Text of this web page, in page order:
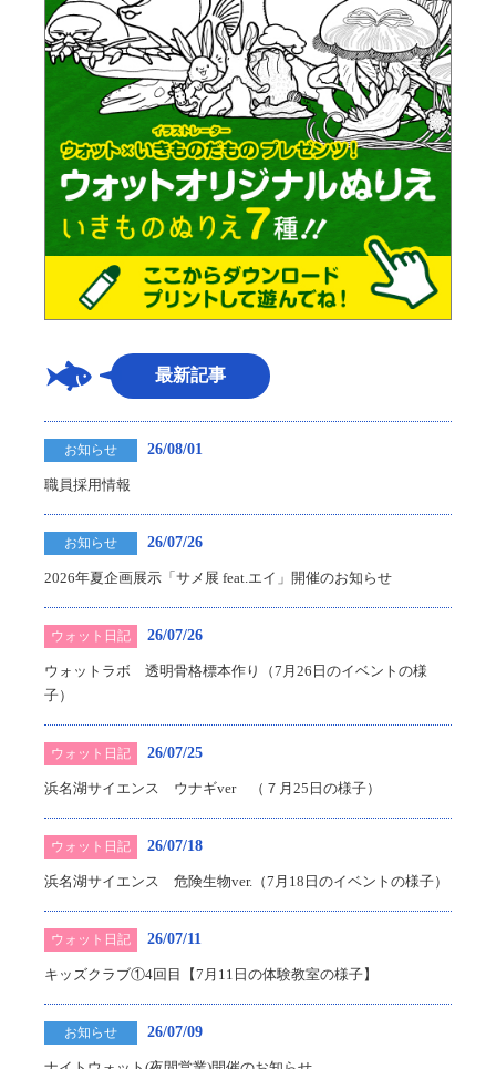
最新記事
お知らせ 26/08/01
職員採用情報
お知らせ 26/07/26
2026年夏企画展示「サメ展 feat.エイ」開催のお知らせ
ウォット日記 26/07/26
ウォットラボ 透明骨格標本作り（7月26日のイベントの様
子）
ウォット日記 26/07/25
浜名湖サイエンス ウナギver （７月25日の様子）
ウォット日記 26/07/18
浜名湖サイエンス 危険生物ver.（7月18日のイベントの様子）
ウォット日記 26/07/11
キッズクラブ①4回目【7月11日の体験教室の様子】
お知らせ 26/07/09